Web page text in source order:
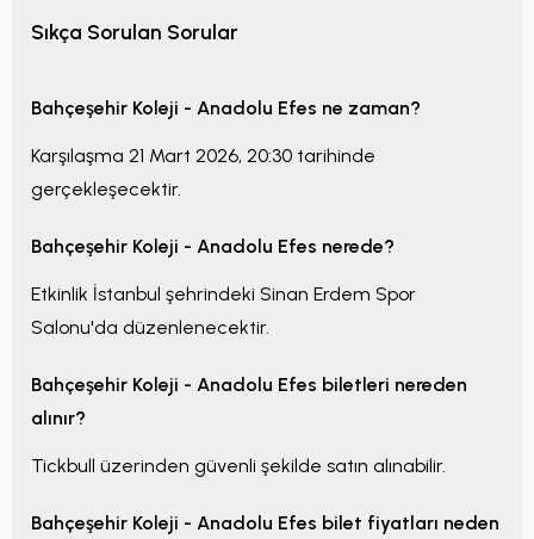
Sıkça Sorulan Sorular
Bahçeşehir Koleji - Anadolu Efes ne zaman?
Karşılaşma 21 Mart 2026, 20:30 tarihinde
gerçekleşecektir.
Bahçeşehir Koleji - Anadolu Efes nerede?
Etkinlik İstanbul şehrindeki Sinan Erdem Spor
Salonu'da düzenlenecektir.
Bahçeşehir Koleji - Anadolu Efes biletleri nereden
alınır?
Tickbull üzerinden güvenli şekilde satın alınabilir.
Bahçeşehir Koleji - Anadolu Efes bilet fiyatları neden